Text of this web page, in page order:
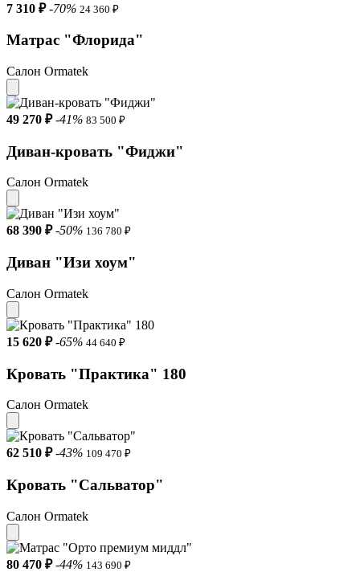
7 310 ₽ -70% 24 360 ₽
Матрас "Флорида"
Салон Ormatek
49 270 ₽ -41% 83 500 ₽
Диван-кровать "Фиджи"
Салон Ormatek
68 390 ₽ -50% 136 780 ₽
Диван "Изи хоум"
Салон Ormatek
15 620 ₽ -65% 44 640 ₽
Кровать "Практика" 180
Салон Ormatek
62 510 ₽ -43% 109 470 ₽
Кровать "Сальватор"
Салон Ormatek
80 470 ₽ -44% 143 690 ₽